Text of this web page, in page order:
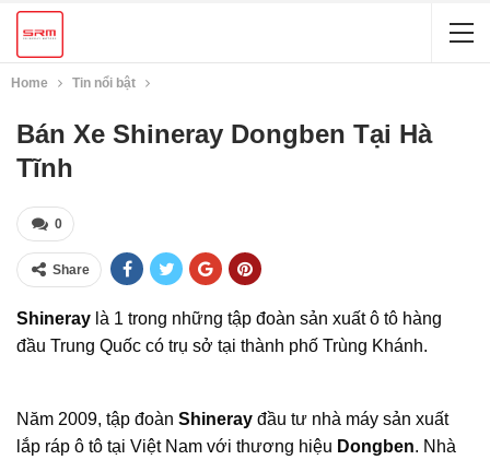
Home Tin nổi bật
Bán Xe Shineray Dongben Tại Hà
Tĩnh
0
Share
Shineray là 1 trong những tập đoàn sản xuất ô tô hàng
đầu Trung Quốc có trụ sở tại thành phố Trùng Khánh.
Năm 2009, tập đoàn Shineray đầu tư nhà máy sản xuất
lắp ráp ô tô tại Việt Nam với thương hiệu Dongben. Nhà